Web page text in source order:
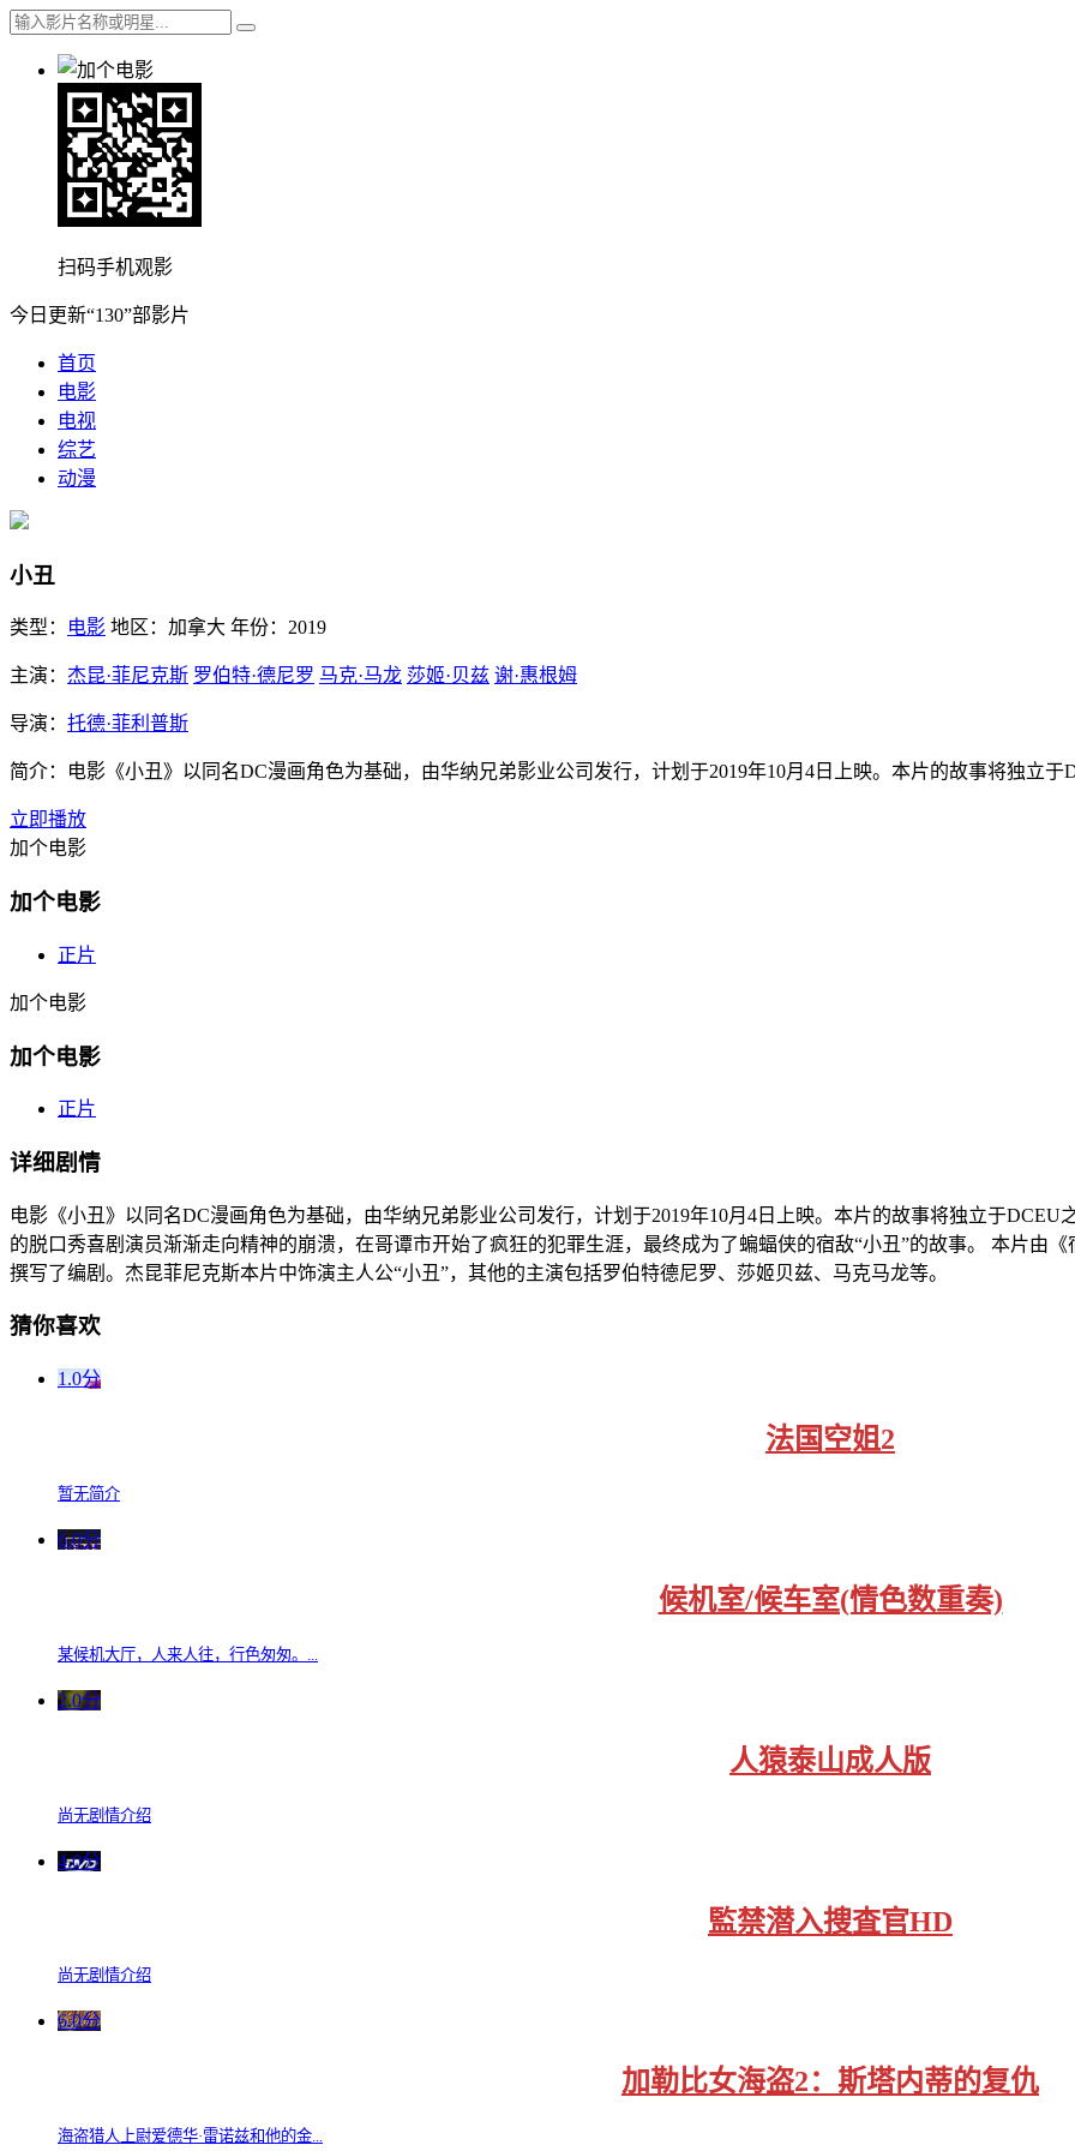
扫码手机观影
今日更新“130”部影片
首页
电影
电视
综艺
动漫
小丑
类型： 电影 地区： 加拿大 年份： 2019
主演： 杰昆·菲尼克斯 罗伯特·德尼罗 马克·马龙 莎姬·贝兹 谢·惠根姆
导演： 托德·菲利普斯
简介： 电影《小丑》以同名DC漫画角色为基础，由华纳兄弟影业公司发行，计划于2019年10月4日上映。本片的故事将独立于
立即播放
加个电影
加个电影
正片
加个电影
加个电影
正片
详细剧情
电影《小丑》以同名DC漫画角色为基础，由华纳兄弟影业公司发行，计划于2019年10月4日上映。本片的故事将独立于
的脱口秀喜剧演员渐渐走向精神的崩溃，在哥谭市开始了疯狂的犯罪生涯，最终成为了蝙蝠侠的宿敌“小丑”的故事。 本片由
撰写了编剧。杰昆菲尼克斯本片中饰演主人公“小丑”，其他的主演包括罗伯特德尼罗、莎姬贝兹、马克马龙等。
猜你喜欢
1.0分
法国空姐2
暂无简介
6.0分
候机室/候车室(情色数重奏)
某候机大厅，人来人往，行色匆匆。...
2.0分
人猿泰山成人版
尚无剧情介绍
4.0分
監禁潜入捜査官HD
尚无剧情介绍
6.0分
加勒比女海盗2：斯塔内蒂的复仇
海盗猎人上尉爱德华·雷诺兹和他的金...